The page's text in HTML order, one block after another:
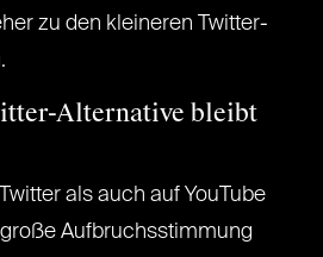
zu den kleineren Twitter-
Alternative bleibt
als auch auf YouTube
Aufbruchsstimmung